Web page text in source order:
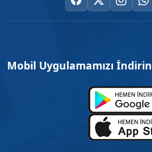
Mobil Uygulamamızı İndirin